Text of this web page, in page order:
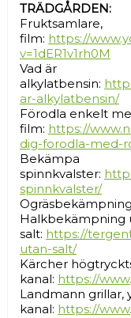
TRÄDGÅRDEN:
Fruktsamlare,
film: https://
v=1dER1v1rh0M
Vad är
alkylatbensin:
ar-alkylatbensin/
Förodla enkelt
film: https://
dig-forodla-med-
Bekämpa
spinnkvalster:
spinnkvalster/
Halkbekämpning
salt: https://
utan-salt/
Kärcher
kanal: https://
Landmann grillar,
kanal: https://